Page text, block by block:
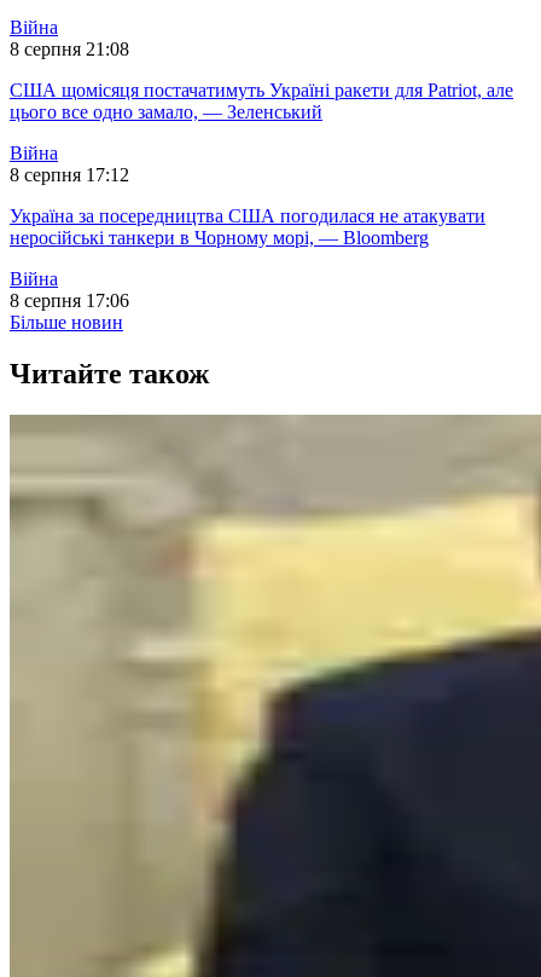
Війна
8 серпня 21:08
США щомісяця постачатимуть Україні ракети для Patriot, але
цього все одно замало, — Зеленський
Війна
8 серпня 17:12
Україна за посередництва США погодилася не атакувати
неросійські танкери в Чорному морі, — Bloomberg
Війна
8 серпня 17:06
Більше новин
Читайте також